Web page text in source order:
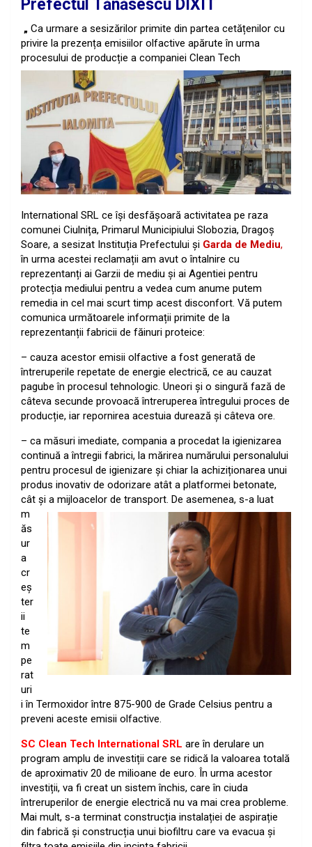
Prefectul Tănăsescu DIXIT
„ Ca urmare a sesizărilor primite din partea cetățenilor cu
privire la prezența emisiilor olfactive apărute în urma
procesului de producție a companiei Clean Tech
International SRL ce își desfășoară activitatea pe raza
comunei Ciulnița, Primarul Municipiului Slobozia, Dragoș
Soare, a sesizat Instituția Prefectului și Garda de Mediu,
în urma acestei reclamații am avut o întalnire cu
reprezentanți ai Garzii de mediu și ai Agentiei pentru
protecția mediului pentru a vedea cum anume putem
remedia in cel mai scurt timp acest disconfort. Vă putem
comunica următoarele informații primite de la
reprezentanții fabricii de făinuri proteice:
– cauza acestor emisii olfactive a fost generată de
întreruperile repetate de energie electrică, ce au cauzat
pagube în procesul tehnologic. Uneori și o singură fază de
câteva secunde provoacă întreruperea întregului proces de
producție, iar repornirea acestuia durează și câteva ore.
– ca măsuri imediate, compania a procedat la igienizarea
continuă a întregii fabrici, la mărirea numărului personalului
pentru procesul de igienizare și chiar la achiziționarea unui
produs inovativ de odorizare atât a platformei betonate,
cât și a mijloacelor de transport. De asemenea, s-a luat
m
ăs
ur
a
cr
eș
ter
ii
te
m
pe
rat
uri
i în Termoxidor între 875-900 de Grade Celsius pentru a
preveni aceste emisii olfactive.
SC Clean Tech International SRL are în derulare un
program amplu de investiții care se ridică la valoarea totală
de aproximativ 20 de milioane de euro. În urma acestor
investiții, va fi creat un sistem închis, care în ciuda
întreruperilor de energie electrică nu va mai crea probleme.
Mai mult, s-a terminat construcția instalației de aspirație
din fabrică și construcția unui biofiltru care va evacua și